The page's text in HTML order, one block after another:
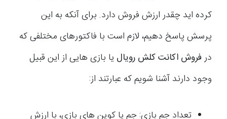
کرده‌ اید چقدر ارزش فروش دارد. برای آنکه به این
پرسش پاسخ دهیم، لازم است با فاکتورهای مختلفی که
درفروش اکانت کلش رویال یا بازی هایی از این قبیل
وجود دارند آشنا شویم که عبارتند از:
تعداد جم بازی: جم یا کوین های بازی، با ارزش